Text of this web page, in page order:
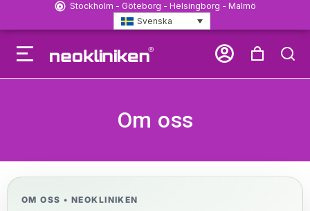
Stockholm - Göteborg - Helsingborg - Malmö
Svenska
Om oss
OM OSS • NEOKLINIKEN